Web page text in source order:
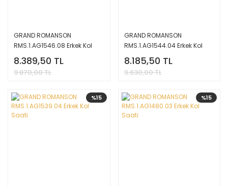
GRAND ROMANSON
RMS.1.AG1546.08 Erkek Kol
Saati
8.389,50 TL
9.870,00 TL
GRAND ROMANSON
RMS.1.AG1544.04 Erkek Kol
Saati
8.185,50 TL
9.630,00 TL
%15 %15